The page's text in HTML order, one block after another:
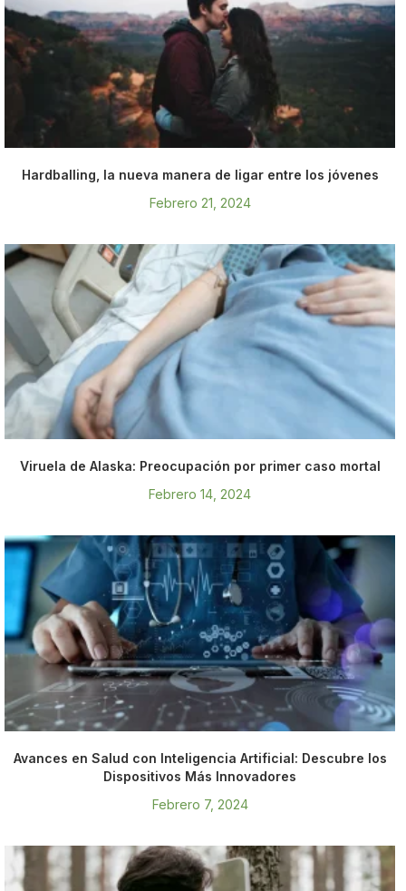
Hardballing, la nueva manera de ligar entre los jóvenes
Febrero 21, 2024
Viruela de Alaska: Preocupación por primer caso mortal
Febrero 14, 2024
Avances en Salud con Inteligencia Artificial: Descubre los
Dispositivos Más Innovadores
Febrero 7, 2024